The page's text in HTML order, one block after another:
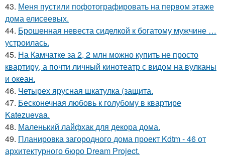
43. Меня пустили пофотографировать на первом этаже
дома елисеевых.
44. Брошенная невеста сиделкой к богатому мужчине …
устроилась.
45. На Камчатке за 2, 2 млн можно купить не просто
квартиру, а почти личный кинотеатр с видом на вулканы
и океан.
46. Четырех ярусная шкатулка (защита.
47. Бесконечная любовь к голубому в квартире
Katezuevaa.
48. Маленький лайфхак для декора дома.
49. Планировка загородного дома проект Kdtm - 46 от
архитектурного бюро Dream Project.